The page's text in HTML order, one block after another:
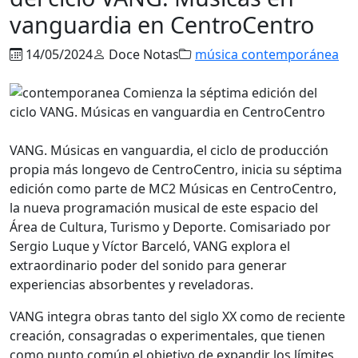
vanguardia en CentroCentro
14/05/2024 Doce Notas música contemporánea
VANG. Músicas en vanguardia, el ciclo de producción
propia más longevo de CentroCentro, inicia su séptima
edición como parte de MC2 Músicas en CentroCentro,
la nueva programación musical de este espacio del
Área de Cultura, Turismo y Deporte. Comisariado por
Sergio Luque y Víctor Barceló, VANG explora el
extraordinario poder del sonido para generar
experiencias absorbentes y reveladoras.
VANG integra obras tanto del siglo XX como de reciente
creación, consagradas o experimentales, que tienen